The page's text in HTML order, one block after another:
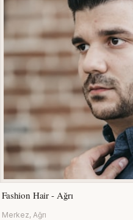
Fashion Hair - Ağrı
Merkez, Ağrı